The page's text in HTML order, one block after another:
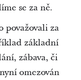
se za ně.
považovali za
základní
zábava, či
omezován